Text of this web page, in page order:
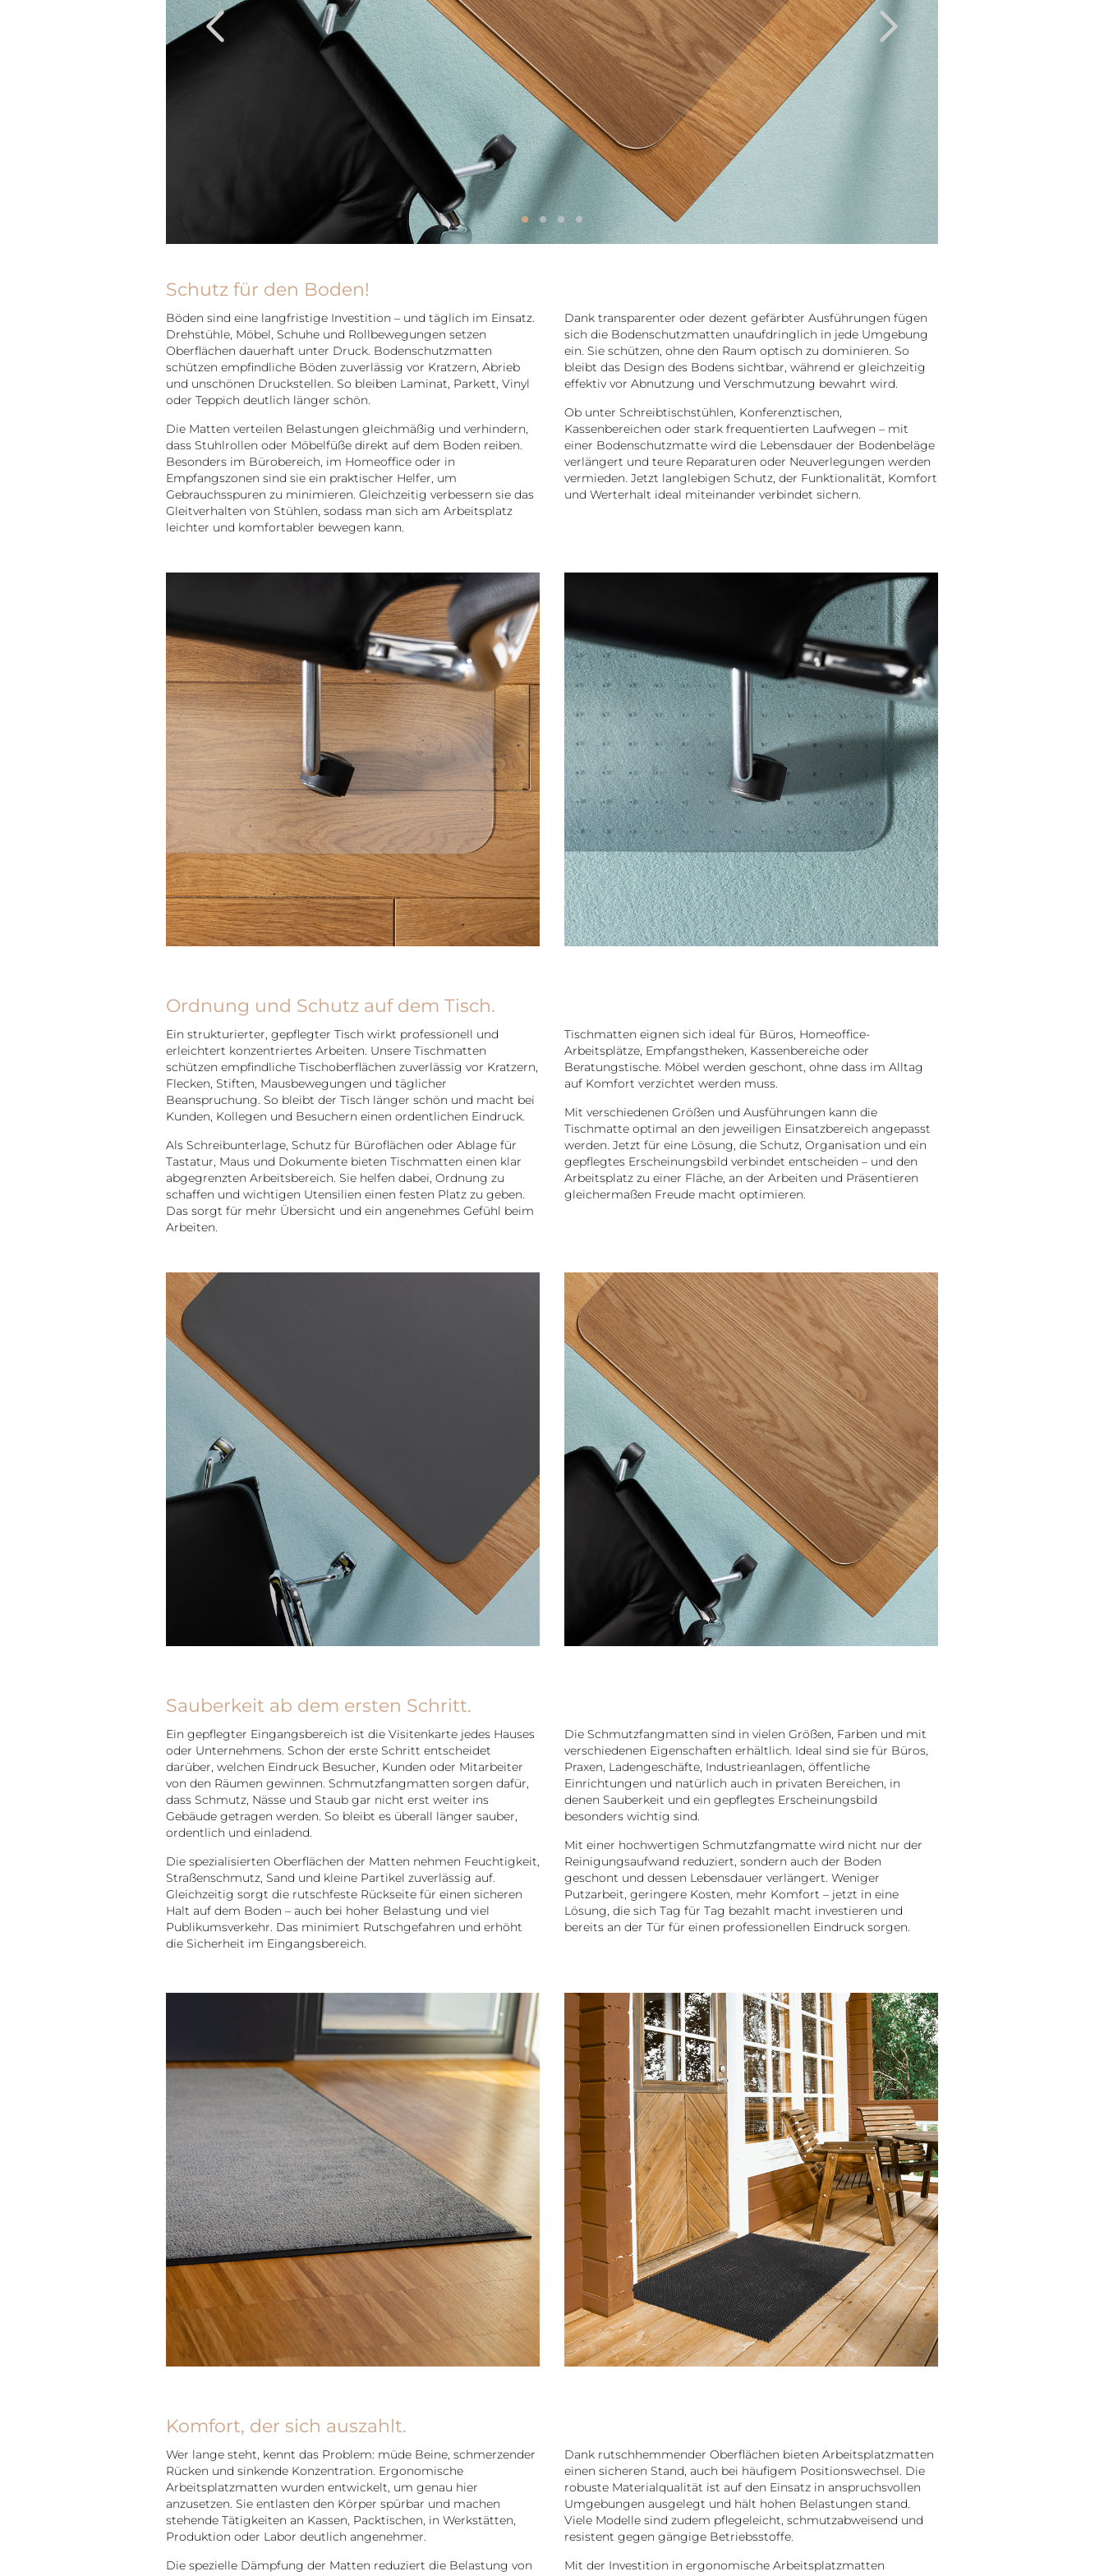
Previous Next
Schutz für den Boden!
Böden sind eine langfristige Investition – und täglich im Einsatz.
Drehstühle, Möbel, Schuhe und Rollbewegungen setzen
Oberflächen dauerhaft unter Druck. Bodenschutzmatten
schützen empfindliche Böden zuverlässig vor Kratzern, Abrieb
und unschönen Druckstellen. So bleiben Laminat, Parkett, Vinyl
oder Teppich deutlich länger schön.
Die Matten verteilen Belastungen gleichmäßig und verhindern,
dass Stuhlrollen oder Möbelfüße direkt auf dem Boden reiben.
Besonders im Bürobereich, im Homeoffice oder in
Empfangszonen sind sie ein praktischer Helfer, um
Gebrauchsspuren zu minimieren. Gleichzeitig verbessern sie das
Gleitverhalten von Stühlen, sodass man sich am Arbeitsplatz
leichter und komfortabler bewegen kann.
Dank transparenter oder dezent gefärbter Ausführungen fügen
sich die Bodenschutzmatten unaufdringlich in jede Umgebung
ein. Sie schützen, ohne den Raum optisch zu dominieren. So
bleibt das Design des Bodens sichtbar, während er gleichzeitig
effektiv vor Abnutzung und Verschmutzung bewahrt wird.
Ob unter Schreibtischstühlen, Konferenztischen,
Kassenbereichen oder stark frequentierten Laufwegen – mit
einer Bodenschutzmatte wird die Lebensdauer der Bodenbeläge
verlängert und teure Reparaturen oder Neuverlegungen werden
vermieden. Jetzt langlebigen Schutz, der Funktionalität, Komfort
und Werterhalt ideal miteinander verbindet sichern.
Ordnung und Schutz auf dem Tisch.
Ein strukturierter, gepflegter Tisch wirkt professionell und
erleichtert konzentriertes Arbeiten. Unsere Tischmatten
schützen empfindliche Tischoberflächen zuverlässig vor Kratzern,
Flecken, Stiften, Mausbewegungen und täglicher
Beanspruchung. So bleibt der Tisch länger schön und macht bei
Kunden, Kollegen und Besuchern einen ordentlichen Eindruck.
Als Schreibunterlage, Schutz für Büroflächen oder Ablage für
Tastatur, Maus und Dokumente bieten Tischmatten einen klar
abgegrenzten Arbeitsbereich. Sie helfen dabei, Ordnung zu
schaffen und wichtigen Utensilien einen festen Platz zu geben.
Das sorgt für mehr Übersicht und ein angenehmes Gefühl beim
Arbeiten.
Tischmatten eignen sich ideal für Büros, Homeoffice-
Arbeitsplätze, Empfangstheken, Kassenbereiche oder
Beratungstische. Möbel werden geschont, ohne dass im Alltag
auf Komfort verzichtet werden muss.
Mit verschiedenen Größen und Ausführungen kann die
Tischmatte optimal an den jeweiligen Einsatzbereich angepasst
werden. Jetzt für eine Lösung, die Schutz, Organisation und ein
gepflegtes Erscheinungsbild verbindet entscheiden – und den
Arbeitsplatz zu einer Fläche, an der Arbeiten und Präsentieren
gleichermaßen Freude macht optimieren.
Sauberkeit ab dem ersten Schritt.
Ein gepflegter Eingangsbereich ist die Visitenkarte jedes Hauses
oder Unternehmens. Schon der erste Schritt entscheidet
darüber, welchen Eindruck Besucher, Kunden oder Mitarbeiter
von den Räumen gewinnen. Schmutzfangmatten sorgen dafür,
dass Schmutz, Nässe und Staub gar nicht erst weiter ins
Gebäude getragen werden. So bleibt es überall länger sauber,
ordentlich und einladend.
Die spezialisierten Oberflächen der Matten nehmen Feuchtigkeit,
Straßenschmutz, Sand und kleine Partikel zuverlässig auf.
Gleichzeitig sorgt die rutschfeste Rückseite für einen sicheren
Halt auf dem Boden – auch bei hoher Belastung und viel
Publikumsverkehr. Das minimiert Rutschgefahren und erhöht
die Sicherheit im Eingangsbereich.
Die Schmutzfangmatten sind in vielen Größen, Farben und mit
verschiedenen Eigenschaften erhältlich. Ideal sind sie für Büros,
Praxen, Ladengeschäfte, Industrieanlagen, öffentliche
Einrichtungen und natürlich auch in privaten Bereichen, in
denen Sauberkeit und ein gepflegtes Erscheinungsbild
besonders wichtig sind.
Mit einer hochwertigen Schmutzfangmatte wird nicht nur der
Reinigungsaufwand reduziert, sondern auch der Boden
geschont und dessen Lebensdauer verlängert. Weniger
Putzarbeit, geringere Kosten, mehr Komfort – jetzt in eine
Lösung, die sich Tag für Tag bezahlt macht investieren und
bereits an der Tür für einen professionellen Eindruck sorgen.
Komfort, der sich auszahlt.
Wer lange steht, kennt das Problem: müde Beine, schmerzender
Rücken und sinkende Konzentration. Ergonomische
Arbeitsplatzmatten wurden entwickelt, um genau hier
anzusetzen. Sie entlasten den Körper spürbar und machen
stehende Tätigkeiten an Kassen, Packtischen, in Werkstätten,
Produktion oder Labor deutlich angenehmer.
Die spezielle Dämpfung der Matten reduziert die Belastung von
Dank rutschhemmender Oberflächen bieten Arbeitsplatzmatten
einen sicheren Stand, auch bei häufigem Positionswechsel. Die
robuste Materialqualität ist auf den Einsatz in anspruchsvollen
Umgebungen ausgelegt und hält hohen Belastungen stand.
Viele Modelle sind zudem pflegeleicht, schmutzabweisend und
resistent gegen gängige Betriebsstoffe.
Mit der Investition in ergonomische Arbeitsplatzmatten